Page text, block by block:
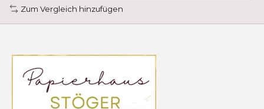
Zum Vergleich hinzufügen